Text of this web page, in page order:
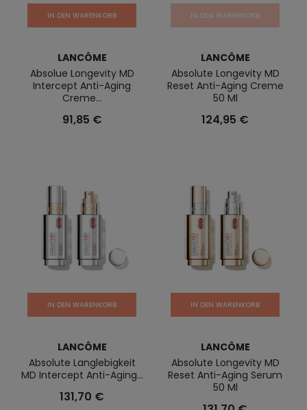
IN DEN WARENKORB
LANCÔME
Absolue Longevity MD
Intercept Anti-Aging
Creme...
91,85 €
IN DEN WARENKORB
LANCÔME
Absolute Longevity MD
Reset Anti-Aging Creme
50 Ml
124,95 €
IN DEN WARENKORB
LANCÔME
Absolute Langlebigkeit
MD Intercept Anti-Aging...
131,70 €
IN DEN WARENKORB
LANCÔME
Absolute Longevity MD
Reset Anti-Aging Serum
50 Ml